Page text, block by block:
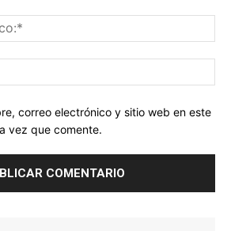
correo electrónico y sitio web en este
vez que comente.